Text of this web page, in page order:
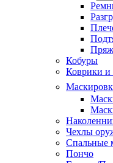
Кобуры
Коврики и
Чехлы
Спальные
Пончо